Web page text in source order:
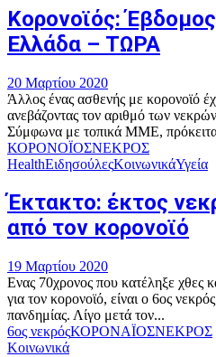
Κορονοϊός:
Ελλάδα – ΤΩΡΑ
20 Μαρτίου 2020
Άλλος ένας ασθενής με κορονοϊό
ανεβάζοντας τον αριθμό των
Σύμφωνα με τοπικά ΜΜΕ,
ΚΟΡΟΝΟΪΟΣΝΕΚΡΟΣ
HealthΕιδησούλεςΚοινωνικάΥγεία
Έκτακτο: έκτος
από τον κορονοϊό
19 Μαρτίου 2020
Ενας 70χρονος που κατέληξε χθες
για τον κορονοϊό, είναι ο 6ος
πανδημίας. Λίγο μετά τον...
6ος νεκρόςΚΟΡΟΝΑΪΟΣΝΕΚΡΟΣ
Κοινωνικά